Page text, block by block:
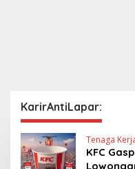
KarirAntiLapar:
Tenaga
KFC